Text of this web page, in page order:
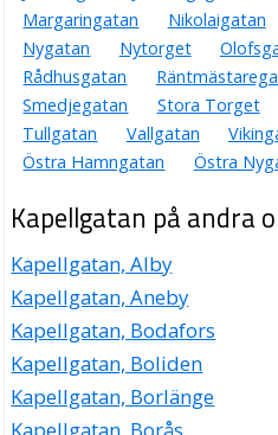
Kapellgatan 4, 73230 Arboga
Arboga Arbetarekommun
0589-10789
Kapellgatan 6 Medborgarhuset, 73230
Hårateljen i Arboga AB
Mona Kristina Embretsson
Kapellgatan 8, 73230 Arboga
Cecilia Eriksson
Cecilia Margareta Eriksson
Margaringatan
Nikolaigatan
Nygatan
Nytorget
Rådhusgatan
Smedjegatan
Stora Torget
Tullgatan
Vallgatan
Östra Hamngatan
Östra
Kapellgatan på andra
Kapellgatan, Alby
Kapellgatan, Aneby
Kapellgatan, Bodafors
Kapellgatan, Boliden
Kapellgatan, Borlänge
Kapellgatan, Borås